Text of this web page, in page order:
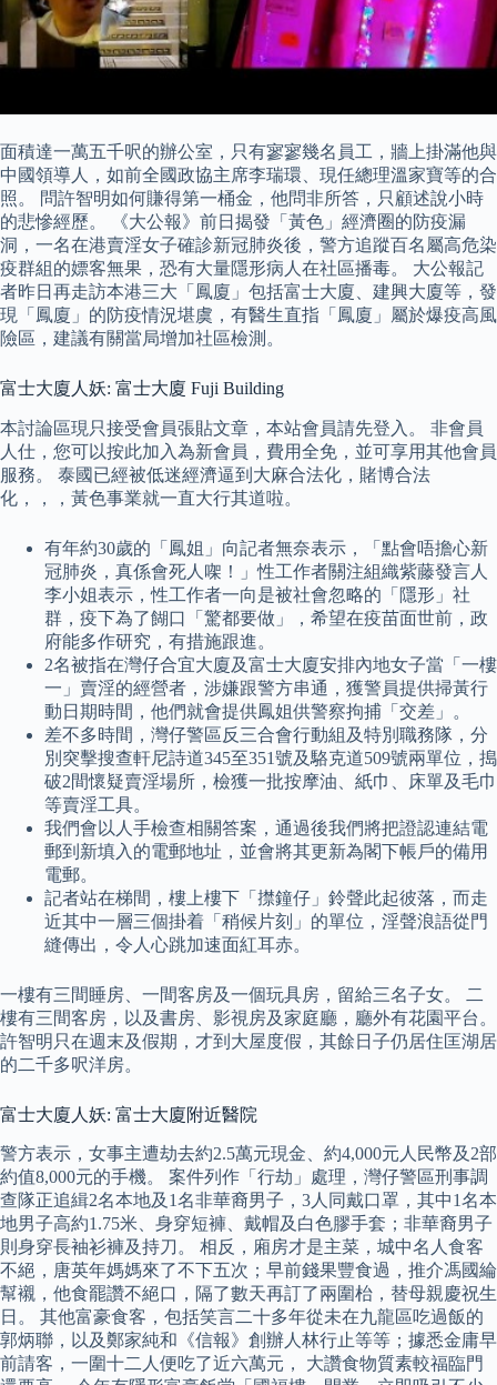
面積達一萬五千呎的辦公室，只有寥寥幾名員工，牆上掛滿他與
中國領導人，如前全國政協主席李瑞環、現任總理溫家寶等的合
照。 問許智明如何賺得第一桶金，他問非所答，只顧述說小時
的悲慘經歷。 《大公報》前日揭發「黃色」經濟圈的防疫漏
洞，一名在港賣淫女子確診新冠肺炎後，警方追蹤百名屬高危染
疫群組的嫖客無果，恐有大量隱形病人在社區播毒。 大公報記
者昨日再走訪本港三大「鳳廈」包括富士大廈、建興大廈等，發
現「鳳廈」的防疫情況堪虞，有醫生直指「鳳廈」屬於爆疫高風
險區，建議有關當局增加社區檢測。
富士大廈人妖: 富士大廈 Fuji Building
本討論區現只接受會員張貼文章，本站會員請先登入。 非會員
人仕，您可以按此加入為新會員，費用全免，並可享用其他會員
服務。 泰國已經被低迷經濟逼到大麻合法化，賭博合法
化，，，黃色事業就一直大行其道啦。
有年約30歲的「鳳姐」向記者無奈表示，「點會唔擔心新
冠肺炎，真係會死人㗎！」性工作者關注組織紫藤發言人
李小姐表示，性工作者一向是被社會忽略的「隱形」社
群，疫下為了餬口「驚都要做」，希望在疫苗面世前，政
府能多作研究，有措施跟進。
2名被指在灣仔合宜大廈及富士大廈安排內地女子當「一樓
一」賣淫的經營者，涉嫌跟警方串通，獲警員提供掃黃行
動日期時間，他們就會提供鳳姐供警察拘捕「交差」。
差不多時間，灣仔警區反三合會行動組及特別職務隊，分
別突擊搜查軒尼詩道345至351號及駱克道509號兩單位，搗
破2間懷疑賣淫場所，檢獲一批按摩油、紙巾、床單及毛巾
等賣淫工具。
我們會以人手檢查相關答案，通過後我們將把證認連結電
郵到新填入的電郵地址，並會將其更新為閣下帳戶的備用
電郵。
記者站在梯間，樓上樓下「㩒鐘仔」鈴聲此起彼落，而走
近其中一層三個掛着「稍候片刻」的單位，淫聲浪語從門
縫傳出，令人心跳加速面紅耳赤。
一樓有三間睡房、一間客房及一個玩具房，留給三名子女。 二
樓有三間客房，以及書房、影視房及家庭廳，廳外有花園平台。
許智明只在週末及假期，才到大屋度假，其餘日子仍居住匡湖居
的二千多呎洋房。
富士大廈人妖: 富士大廈附近醫院
警方表示，女事主遭劫去約2.5萬元現金、約4,000元人民幣及2部
約值8,000元的手機。 案件列作「行劫」處理，灣仔警區刑事調
查隊正追緝2名本地及1名非華裔男子，3人同戴口罩，其中1名本
地男子高約1.75米、身穿短褲、戴帽及白色膠手套；非華裔男子
則身穿長袖衫褲及持刀。 相反，廂房才是主菜，城中名人食客
不絕，唐英年媽媽來了不下五次；早前錢果豐食過，推介馮國綸
幫襯，他食罷讚不絕口，隔了數天再訂了兩圍枱，替母親慶祝生
日。 其他富豪食客，包括笑言二十多年從未在九龍區吃過飯的
郭炳聯，以及鄭家純和《信報》創辦人林行止等等；據悉金庸早
前請客，一圍十二人便吃了近六萬元， 大讚食物質素較福臨門